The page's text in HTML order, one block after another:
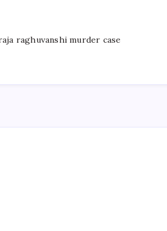
raghuvanshi murder case